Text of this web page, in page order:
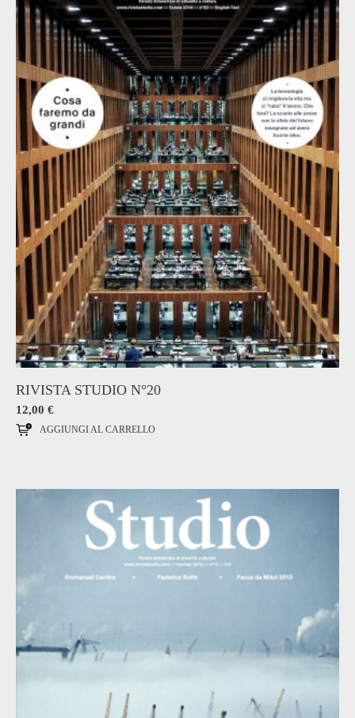
RIVISTA STUDIO N°20
12,00 €
AGGIUNGI AL CARRELLO